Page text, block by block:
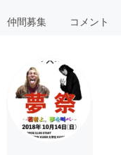
仲間募集 コメント